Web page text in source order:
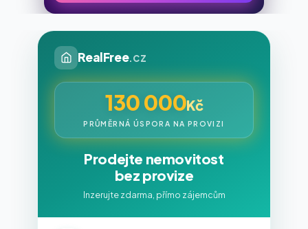
RealFree.cz
130 000Kč
PRŮMĚRNÁ ÚSPORA NA PROVIZI
Prodejte nemovitost
bez provize
Inzerujte zdarma, přímo zájemcům